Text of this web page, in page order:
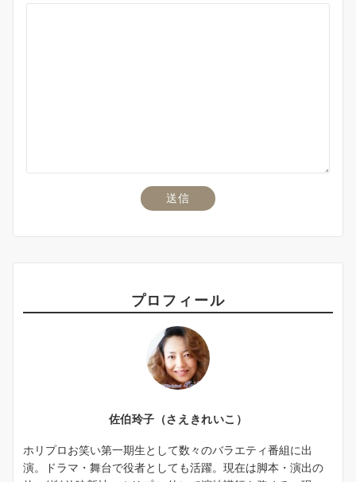
プロフィール
佐伯玲子（さえきれいこ）
ホリプロお笑い第一期生として数々のバラエティ番組に出
演。ドラマ・舞台で役者としても活躍。現在は脚本・演出の